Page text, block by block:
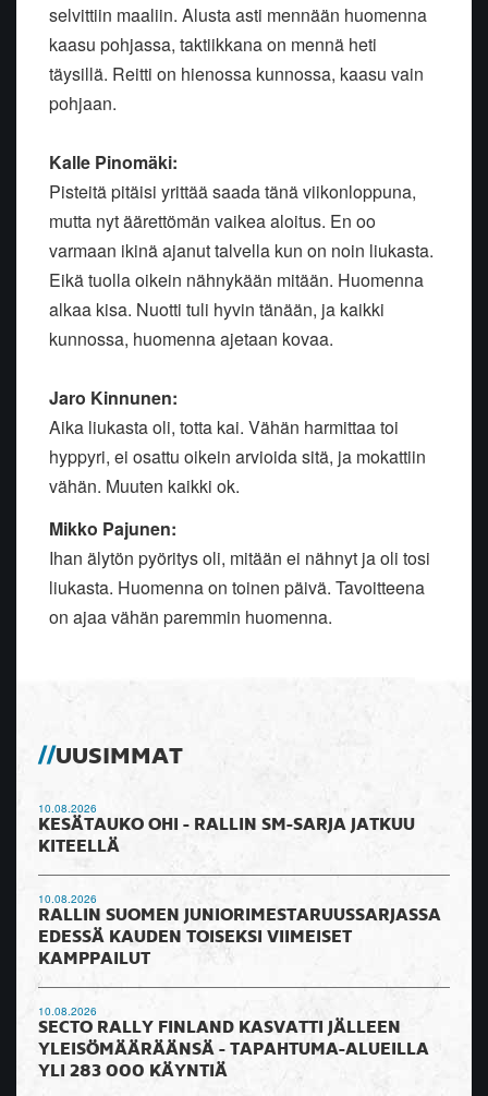
selvittiin maaliin. Alusta asti mennään huomenna
kaasu pohjassa, taktiikkana on mennä heti
täysillä. Reitti on hienossa kunnossa, kaasu vain
pohjaan.
Kalle Pinomäki:
Pisteitä pitäisi yrittää saada tänä viikonloppuna,
mutta nyt äärettömän vaikea aloitus. En oo
varmaan ikinä ajanut talvella kun on noin liukasta.
Eikä tuolla oikein nähnykään mitään. Huomenna
alkaa kisa. Nuotti tuli hyvin tänään, ja kaikki
kunnossa, huomenna ajetaan kovaa.
Jaro Kinnunen:
Aika liukasta oli, totta kai. Vähän harmittaa toi
hyppyri, ei osattu oikein arvioida sitä, ja mokattiin
vähän. Muuten kaikki ok.
Mikko Pajunen:
Ihan älytön pyöritys oli, mitään ei nähnyt ja oli tosi
liukasta. Huomenna on toinen päivä. Tavoitteena
on ajaa vähän paremmin huomenna.
UUSIMMAT
10.08.2026
KESÄTAUKO OHI - RALLIN SM-SARJA JATKUU
KITEELLÄ
10.08.2026
RALLIN SUOMEN JUNIORIMESTARUUSSARJASSA
EDESSÄ KAUDEN TOISEKSI VIIMEISET
KAMPPAILUT
10.08.2026
SECTO RALLY FINLAND KASVATTI JÄLLEEN
YLEISÖMÄÄRÄÄNSÄ - TAPAHTUMA-ALUEILLA
YLI 283 000 KÄYNTIÄ